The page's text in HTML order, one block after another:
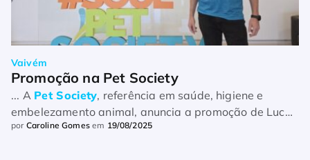
Vaivém
Promoção na Pet Society
... A Pet Society, referência em saúde, higiene e
embelezamento animal, anuncia a promoção de Lucas
Simões ao cargo de gerente de Tecnologia da
por Caroline Gomesem 19/08/2025